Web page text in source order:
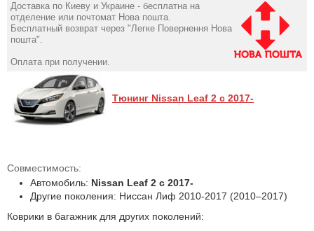
Доставка по Киеву и Украине - бесплатна на
отделение или почтомат Нова пошта.
Бесплатный возврат через "Легке Повернення Нова
пошта".
Оплата при получении.
Тюнинг Nissan Leaf 2 с 2017-
Совместимость:
Автомобиль: Nissan Leaf 2 с 2017-
Другие поколения: Ниссан Лиф 2010-2017 (2010–2017)
Коврики в багажник для других поколений: